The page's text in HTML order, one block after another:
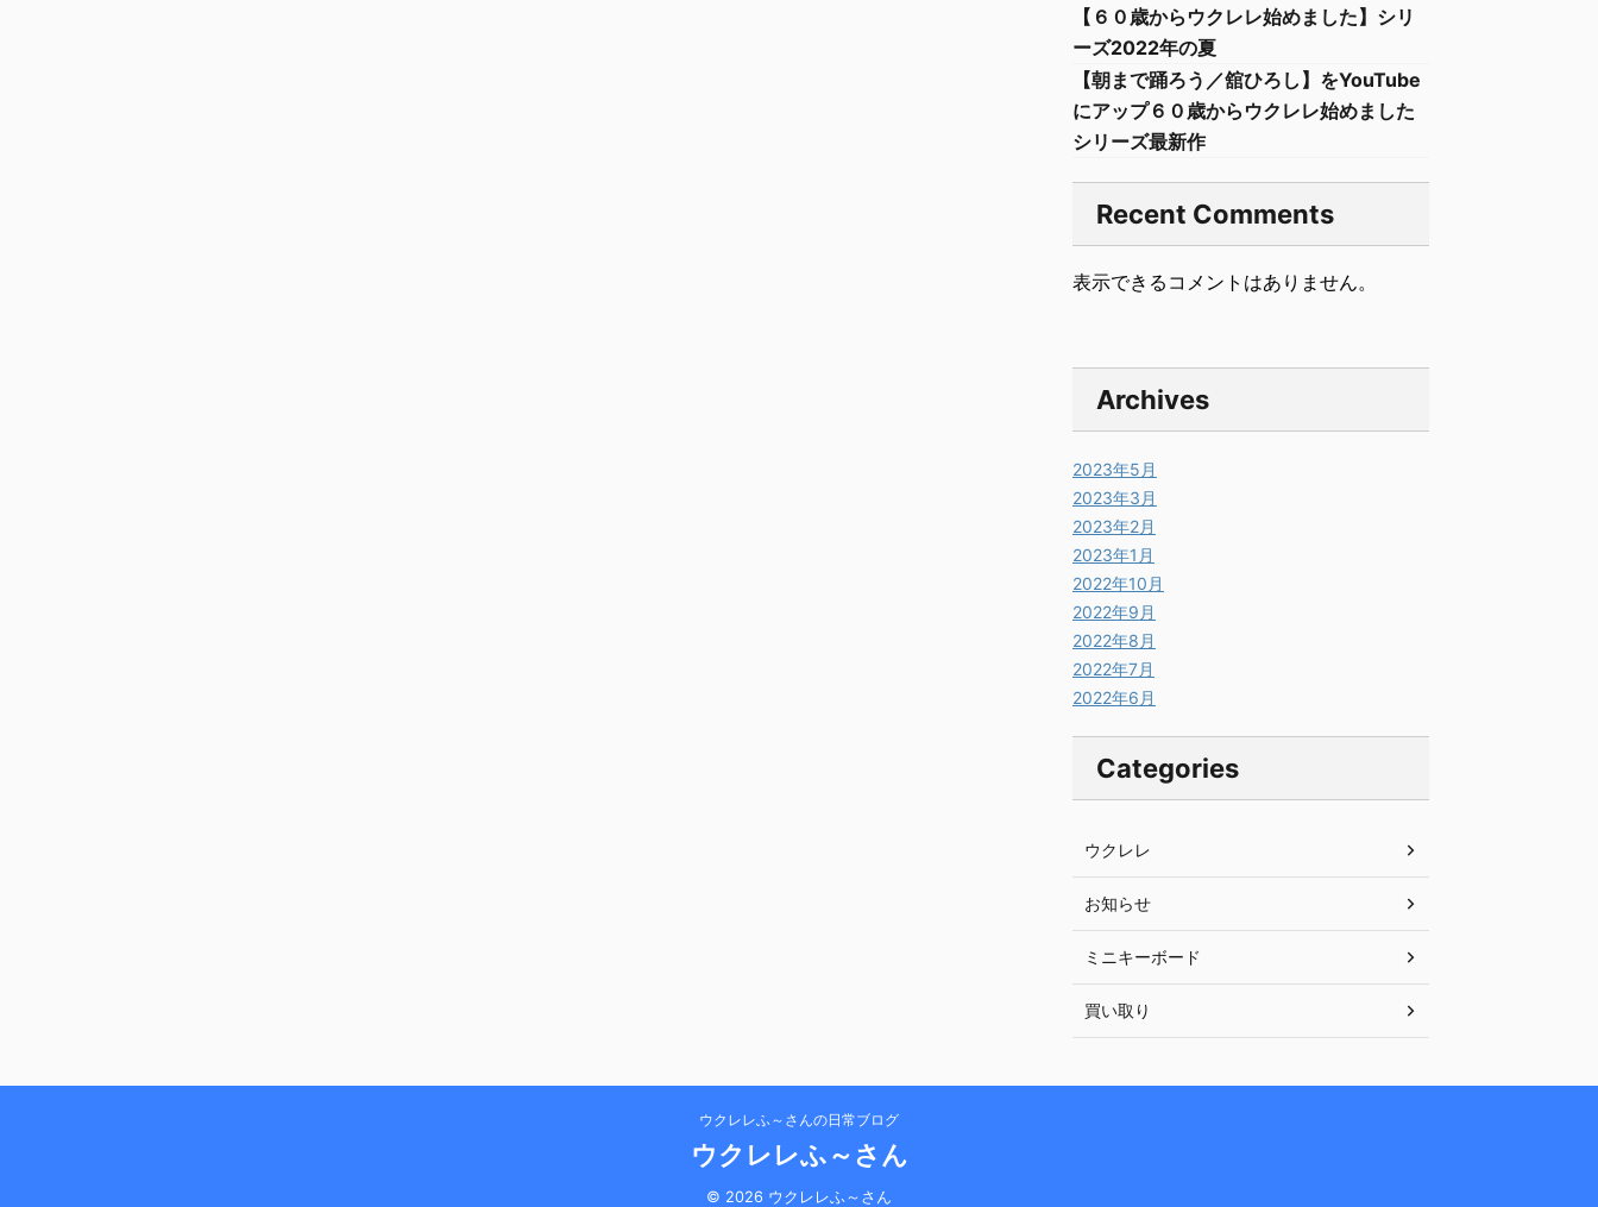
【６０歳からウクレレ始めました】シリ
ーズ2022年の夏
【朝まで踊ろう／舘ひろし】をYouTube
にアップ６０歳からウクレレ始めました
シリーズ最新作
Recent Comments
表示できるコメントはありません。
Archives
2023年5月
2023年3月
2023年2月
2023年1月
2022年10月
2022年9月
2022年8月
2022年7月
2022年6月
Categories
ウクレレ
お知らせ
ミニキーボード
買い取り
ウクレレふ～さんの日常ブログ
ウクレレふ～さん
© 2026 ウクレレふ～さん